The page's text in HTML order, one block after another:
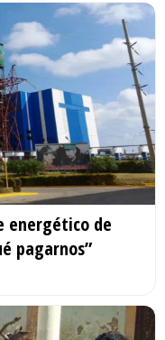
energético de
pagarnos”